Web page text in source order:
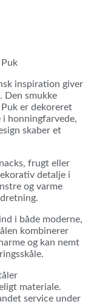
inspiration giver
Den smukke
er dekoreret
i honningfarvede,
skaber et
frugt eller
detalje i
og varme
i både moderne,
kombinerer
og kan nemt
materiale.
service under